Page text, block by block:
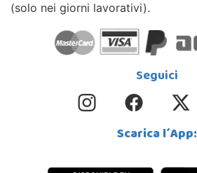
(solo nei giorni lavorativi).
Seguici
Scarica l´App: